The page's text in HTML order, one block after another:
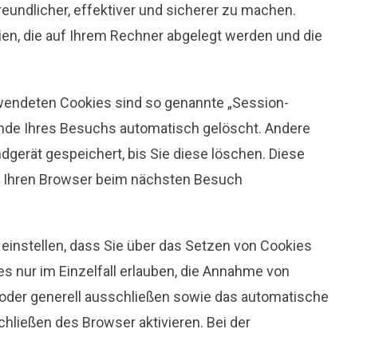
effektiver und sicherer zu machen.
die auf Ihrem Rechner abgelegt werden und die
Cookies sind so genannte „Session-
Ihres Besuchs automatisch gelöscht. Andere
gespeichert, bis Sie diese löschen. Diese
Browser beim nächsten Besuch
dass Sie über das Setzen von Cookies
nur im Einzelfall erlauben, die Annahme von
generell ausschließen sowie das automatische
des Browser aktivieren. Bei der